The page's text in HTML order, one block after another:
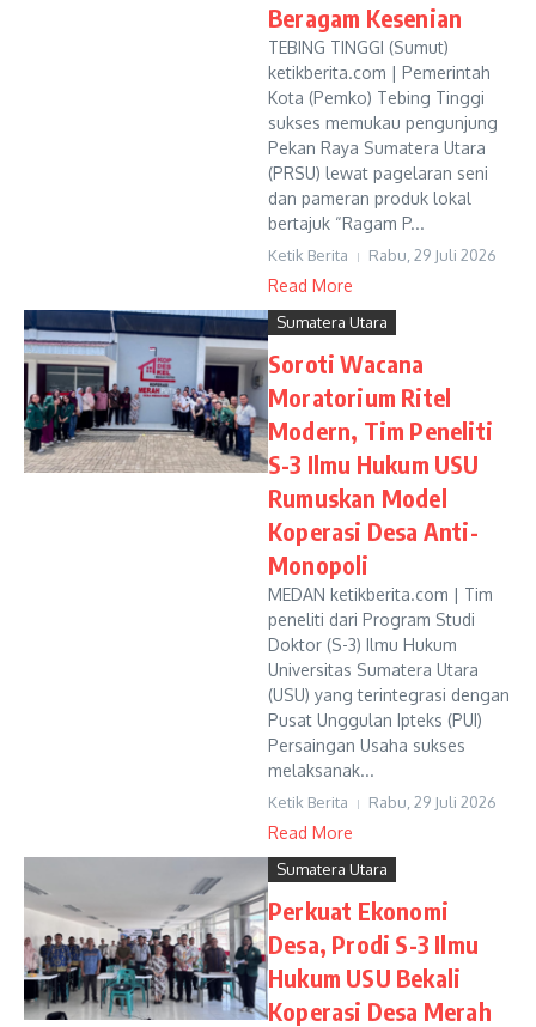
Beragam Kesenian
TEBING TINGGI (Sumut)
ketikberita.com | Pemerintah
Kota (Pemko) Tebing Tinggi
sukses memukau pengunjung
Pekan Raya Sumatera Utara
(PRSU) lewat pagelaran seni
dan pameran produk lokal
bertajuk “Ragam P...
Ketik Berita Rabu, 29 Juli 2026
Read More
Sumatera Utara
Soroti Wacana
Moratorium Ritel
Modern, Tim Peneliti
S-3 Ilmu Hukum USU
Rumuskan Model
Koperasi Desa Anti-
Monopoli
MEDAN ketikberita.com | Tim
peneliti dari Program Studi
Doktor (S-3) Ilmu Hukum
Universitas Sumatera Utara
(USU) yang terintegrasi dengan
Pusat Unggulan Ipteks (PUI)
Persaingan Usaha sukses
melaksanak...
Ketik Berita Rabu, 29 Juli 2026
Read More
Sumatera Utara
Perkuat Ekonomi
Desa, Prodi S-3 Ilmu
Hukum USU Bekali
Koperasi Desa Merah